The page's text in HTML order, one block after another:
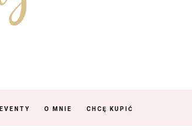
EVENTY O MNIE CHCĘ KUPIĆ